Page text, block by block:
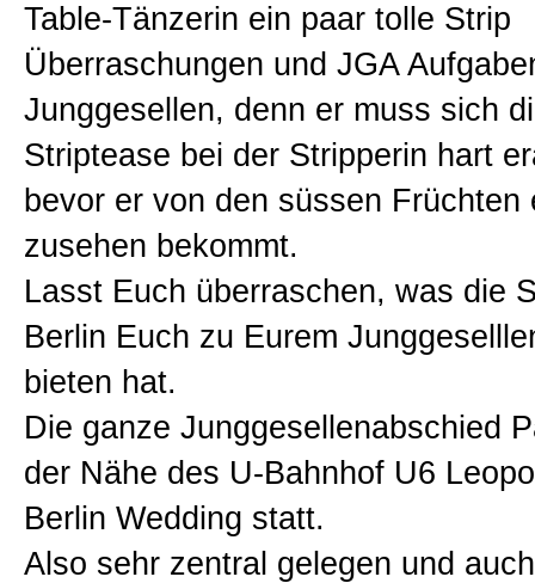
Table-Tänzerin ein paar tolle Strip
Überraschungen und JGA
Junggesellen, denn er muss sich
Striptease bei der Stripperin hart
bevor er von den süssen Früchten
zusehen bekommt.
Lasst Euch überraschen, was die
Berlin Euch zu Eurem
bieten hat.
Die ganze Junggesellenabschied
der Nähe des U-Bahnhof U6
Berlin Wedding statt.
Also sehr zentral gelegen und